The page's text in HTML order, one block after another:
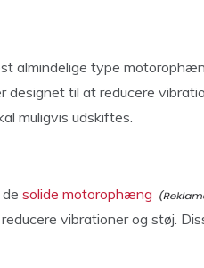
almindelige type
designet til at reducere
muligvis udskiftes.
solide motorophæng
vibrationer og støj.